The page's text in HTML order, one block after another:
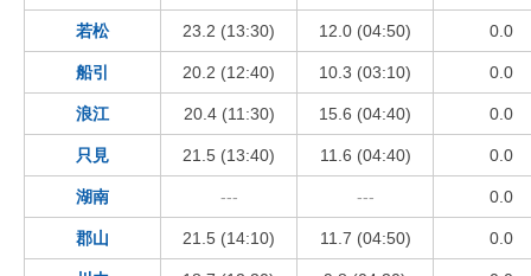
若松 23.2 (13:30) 12.0 (04:50) 0.0
船引 20.2 (12:40) 10.3 (03:10) 0.0
浪江 20.4 (11:30) 15.6 (04:40) 0.0
只見 21.5 (13:40) 11.6 (04:40) 0.0
湖南 --- --- 0.0
郡山 21.5 (14:10) 11.7 (04:50) 0.0